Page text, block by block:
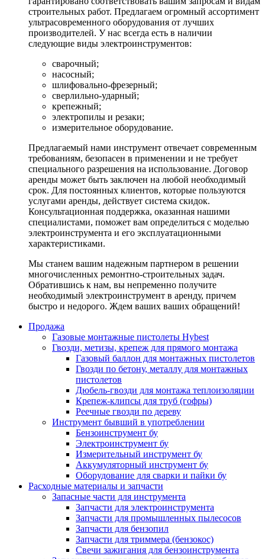
строительных работ. Предлагаем огромный ассортимент
ультрасовременного оборудования от лучших
производителей. У нас всегда есть в наличии
следующие виды электроинструментов:
сварочный;
насосный;
шлифовально-фрезерный;
сверлильно-ударный;
крепежный;
электропилы и резаки;
измерительное оборудование.
Предлагаемый нами инструмент отвечает современным
требованиям, безопасен в применении и не требует
специального разрешения на использование. Договор
аренды может быть заключен на любой необходимый
срок. Для постоянных клиентов, которые пользуются
услугами аренды, действует система скидок.
Консультационная поддержка, оказанная нашими
специалистами, поможет вам определиться с моделью
электроинструмента и его эксплуатационными
характеристиками.
Мы станем вашим надежным партнером в решении
многочисленных ремонтно-строительных задач.
Обратившись к нам, вы непременно получите
необходимый электроинструмент в аренду, причем
быстро и недорого. Ждем ваших ваших обращений!
Продажа
Газовые монтажные пистолеты Hybest
Гвозди, метизы, крепеж для прямого монтажа
Газовый баллон для монтажных пистолетов
Гвозди по бетону, металлу для монтажных
пистолетов
Дюбель-гвозди для монтажа теплоизоляции
Крепеж-клипсы для труб (гофры)
Реечные гвозди по дереву
Инструмент бывший в употреблении
Бензоинструмент бу
Электроинструмент бу
Измерительный инструмент бу
Аккумуляторный инструмент бу
Оборудование для сварки и пайки бу
Расходные материалы и запчасти
Запасные части для инструмента
Запчасти для электроинструмента
Запчасти для промышленных пылесосов
Запчасти для бензопил
Запчасти для триммера (бензокос)
Свечи зажигания для бензоинструмента